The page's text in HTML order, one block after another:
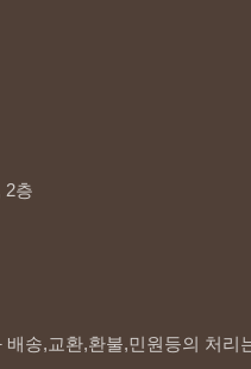
2층
송,교환,환불,민원등의 처